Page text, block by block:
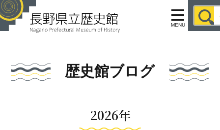
MENU
歴史館ブログ
2026年